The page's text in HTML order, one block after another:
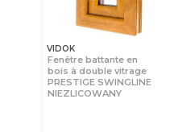
VIDOK
Fenêtre battante en
bois à double vitrage
PRESTIGE SWINGLINE
NIEZLICOWANY